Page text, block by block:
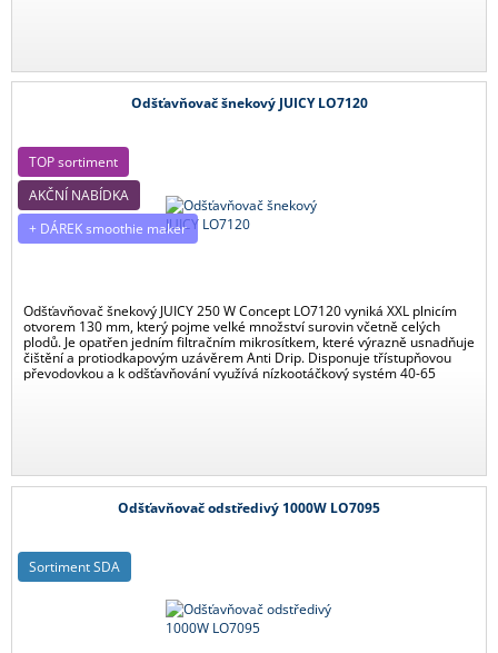
Odšťavňovač šnekový JUICY LO7120
Odšťavňovač šnekový JUICY 250 W Concept LO7120 vyniká XXL plnicím
otvorem 130 mm, který pojme velké množství surovin včetně celých
plodů. Je opatřen jedním filtračním mikrosítkem, které výrazně usnadňuje
čištění a protiodkapovým uzávěrem Anti Drip. Disponuje třístupňovou
převodovkou a k odšťavňování využívá nízkootáčkový systém 40-65
TOP sortiment
AKČNÍ NABÍDKA
+ DÁREK smoothie maker
Odšťavňovač odstředivý 1000W LO7095
Sortiment SDA